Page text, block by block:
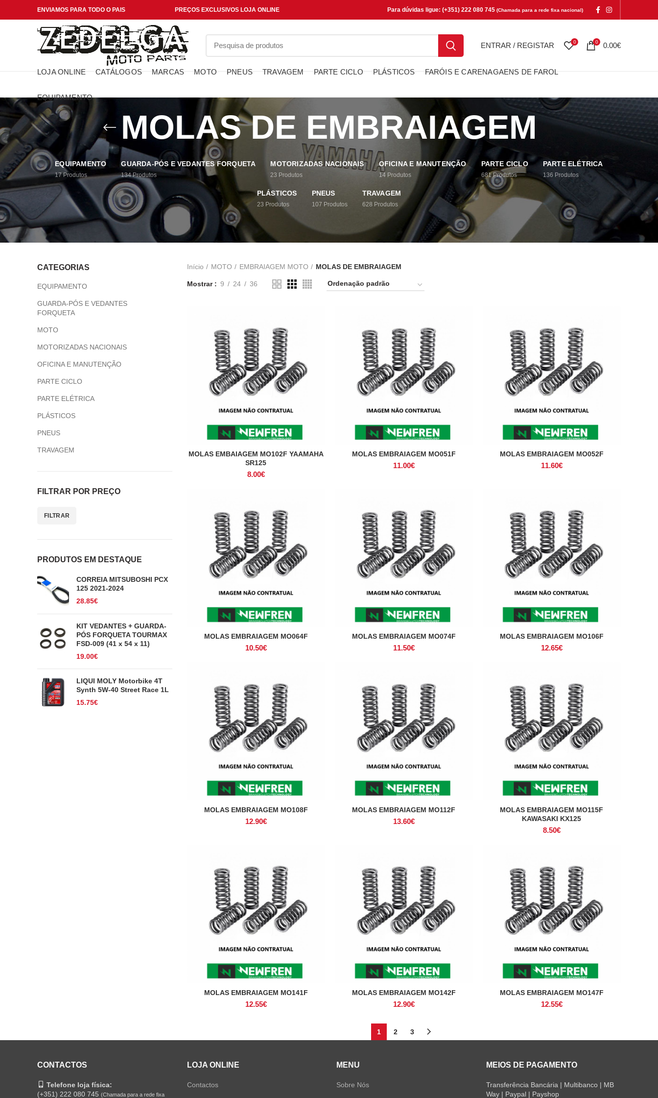
ENVIAMOS PARA TODO O PAIS PREÇOS EXCLUSIVOS LOJA ONLINE Para dúvidas ligue: (+351) 222 080 745 (Chamada para a rede fixa nacional)
ENTRAR / REGISTAR 0 0 0.00€
LOJA ONLINE CATÁLOGOS MARCAS MOTO PNEUS TRAVAGEM PARTE CICLO PLÁSTICOS FARÓIS E CARENAGAENS DE FAROL
EQUIPAMENTO
MOLAS DE EMBRAIAGEM
EQUIPAMENTO
17 Produtos
GUARDA-PÓS E VEDANTES FORQUETA
134 Produtos
MOTORIZADAS NACIONAIS
23 Produtos
OFICINA E MANUTENÇÃO
14 Produtos
PARTE CICLO
681 Produtos
PARTE ELÉTRICA
136 Produtos
PLÁSTICOS
23 Produtos
PNEUS
107 Produtos
TRAVAGEM
628 Produtos
CATEGORIAS
EQUIPAMENTO
GUARDA-PÓS E VEDANTES
FORQUETA
MOTO
MOTORIZADAS NACIONAIS
OFICINA E MANUTENÇÃO
PARTE CICLO
PARTE ELÉTRICA
PLÁSTICOS
PNEUS
TRAVAGEM
FILTRAR POR PREÇO
FILTRAR
PRODUTOS EM DESTAQUE
CORREIA MITSUBOSHI PCX
125 2021-2024
28.85€
KIT VEDANTES + GUARDA-
PÓS FORQUETA TOURMAX
FSD-009 (41 x 54 x 11)
19.00€
LIQUI MOLY Motorbike 4T
Synth 5W-40 Street Race 1L
15.75€
Início MOTO EMBRAIAGEM MOTO MOLAS DE EMBRAIAGEM
Mostrar 9 24 36
ADICIONAR
MOLAS EMBAIAGEM MO102F YAAMAHA
SR125
8.00€
ADICIONAR
MOLAS EMBRAIAGEM MO051F
11.00€
ADICIONAR
MOLAS EMBRAIAGEM MO052F
11.60€
ADICIONAR
MOLAS EMBRAIAGEM MO064F
10.50€
ADICIONAR
MOLAS EMBRAIAGEM MO074F
11.50€
ADICIONAR
MOLAS EMBRAIAGEM MO106F
12.65€
ADICIONAR
MOLAS EMBRAIAGEM MO108F
12.90€
ADICIONAR
MOLAS EMBRAIAGEM MO112F
13.60€
ADICIONAR
MOLAS EMBRAIAGEM MO115F
KAWASAKI KX125
8.50€
ADICIONAR
MOLAS EMBRAIAGEM MO141F
12.55€
ADICIONAR
MOLAS EMBRAIAGEM MO142F
12.90€
ADICIONAR
MOLAS EMBRAIAGEM MO147F
12.55€
1 2 3
CONTACTOS
Telefone loja física:
(+351) 222 080 745 (Chamada para a rede fixa
LOJA ONLINE
Contactos
MENU
Sobre Nós
MEIOS DE PAGAMENTO
Transferência Bancária | Multibanco | MB
Way | Paypal | Payshop